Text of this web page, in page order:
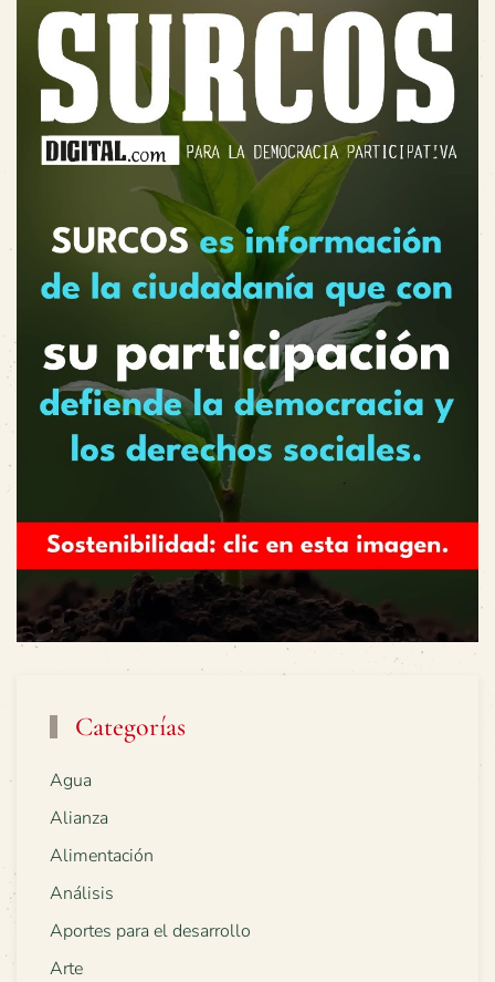
Categorías
Agua
Alianza
Alimentación
Análisis
Aportes para el desarrollo
Arte